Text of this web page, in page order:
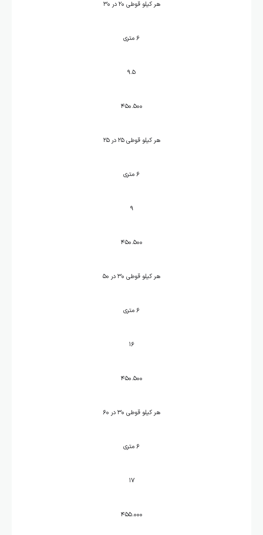
هر کیلو قوطی ۲۰ در ۳۰
۶ متری
۹.۵
۴۵۰.۵۰۰
هر کیلو قوطی ۲۵ در ۲۵
۶ متری
۹
۴۵۰.۵۰۰
هر کیلو قوطی ۳۰ در ۵۰
۶ متری
۱۶
۴۵۰.۵۰۰
هر کیلو قوطی ۳۰ در ۶۰
۶ متری
۱۷
۴۵۵.۰۰۰